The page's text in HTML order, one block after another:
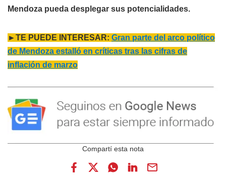
Mendoza pueda desplegar sus potencialidades.
►TE PUEDE INTERESAR: Gran parte del arco político
de Mendoza estalló en críticas tras las cifras de
inflación de marzo